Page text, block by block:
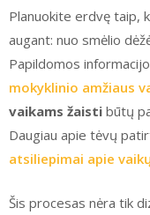
Planuokite erdvę taip,
augant: nuo smėlio
Papildomos
mokyklinio amžiaus
vaikams žaisti būtų
Daugiau apie tėvų
atsiliepimai apie
Šis procesas nėra tik